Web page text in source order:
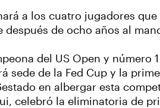
a los cuatro jugadores
de ocho años al
del US Open y número
sede de la Fed Cup y la
en albergar esta
celebró la eliminatoria de